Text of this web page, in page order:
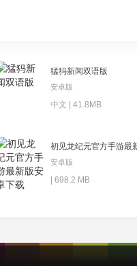
猛犸新闻双语版
安卓版
中文 | 41.8MB
初见龙纪元官方手游最
安卓版
| 698.2 MB